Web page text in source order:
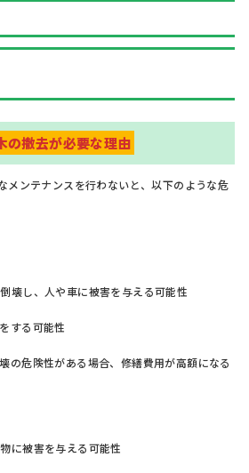
の撤去が必要な理由
メンテナンスを行わないと、以下のような危
壊し、人や車に被害を与える可能性
する可能性
の危険性がある場合、修繕費用が高額になる
に被害を与える可能性